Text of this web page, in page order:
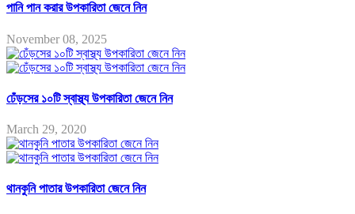
পানি পান করার উপকারিতা জেনে নিন
November 08, 2025
ঢেঁড়সের ১০টি স্বাস্থ্য উপকারিতা জেনে নিন
March 29, 2020
থানকুনি পাতার উপকারিতা জেনে নিন